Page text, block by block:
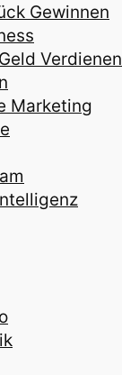
Gewinnen
Verdienen
Marketing